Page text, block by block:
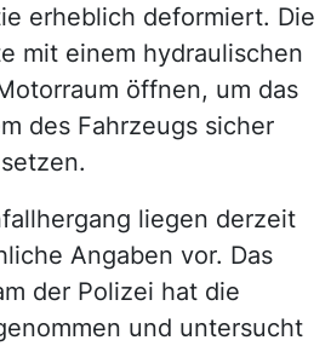
erheblich deformiert. Die
mit einem hydraulischen
öffnen, um das
des Fahrzeugs sicher
liegen derzeit
Angaben vor. Das
der Polizei hat die
und untersucht